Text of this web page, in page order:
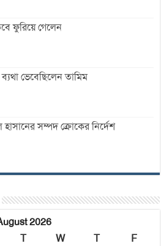
ফুরিয়ে গেলেন
ব্যথা ভেবেছিলেন তামিম
সম্পদ ক্রোকের নির্দেশ
2026
T W T
F